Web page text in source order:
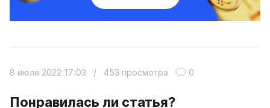
Понравилась ли статья?
8 июля 2022 17:03 / 453 просмотра 0